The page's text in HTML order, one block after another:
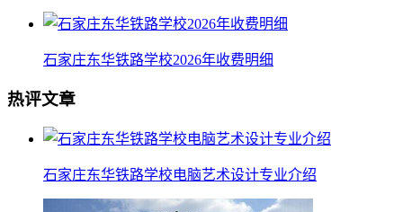
石家庄东华铁路学校2026年收费明细
热评文章
石家庄东华铁路学校电脑艺术设计专业介绍